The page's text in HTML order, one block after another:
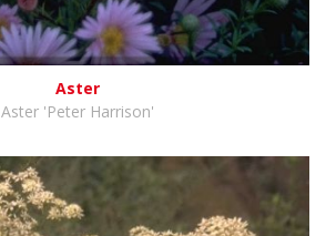
Aster
Aster 'Peter Harrison'